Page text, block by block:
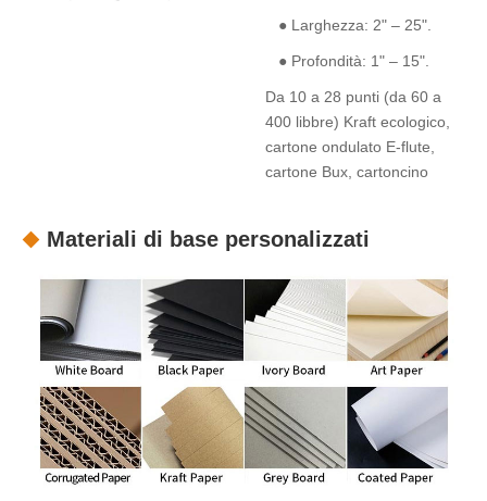
● Larghezza: 2" – 25".
● Profondità: 1" – 15".
Da 10 a 28 punti (da 60 a
400 libbre) Kraft ecologico,
cartone ondulato E-flute,
cartone Bux, cartoncino
Materiali di base personalizzati